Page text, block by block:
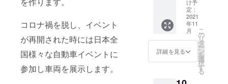
コロナ禍を脱し、イベント
が再開された時には日本全
国様々な自動車イベントに
参加し車両を展示します。
JEREV
公式オ
ンライ
ショッ
封の
クーポ
（https:
//jerev.o
fficial.e
c/）
クーポ
布方
法：ダ
上記記
載の直
径をご
参考く
ださ
い。
【クー
いる住
所へ郵
便させ
て頂き
ます。
【お届
0.04ct
（直径
約2.1ｍ
ｍ）の
ルース
を1個
・
JEREV
インス
け予
定：
2021
年11
月
詳細を見る
こ
の
リ
タ
ー
ン
を
選
択
す
る